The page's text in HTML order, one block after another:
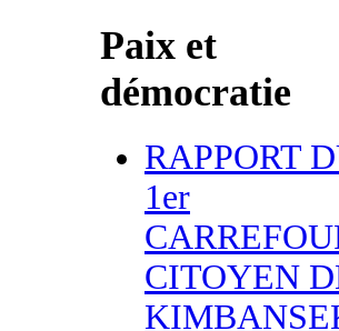
Paix et
démocratie
RAPPORT
1er
CITOYEN